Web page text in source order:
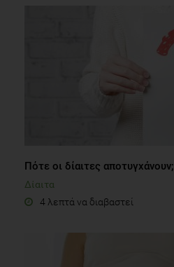
Πότε οι δίαιτες αποτυγχάνουν;
Δίαιτα
4 λεπτά να διαβαστεί